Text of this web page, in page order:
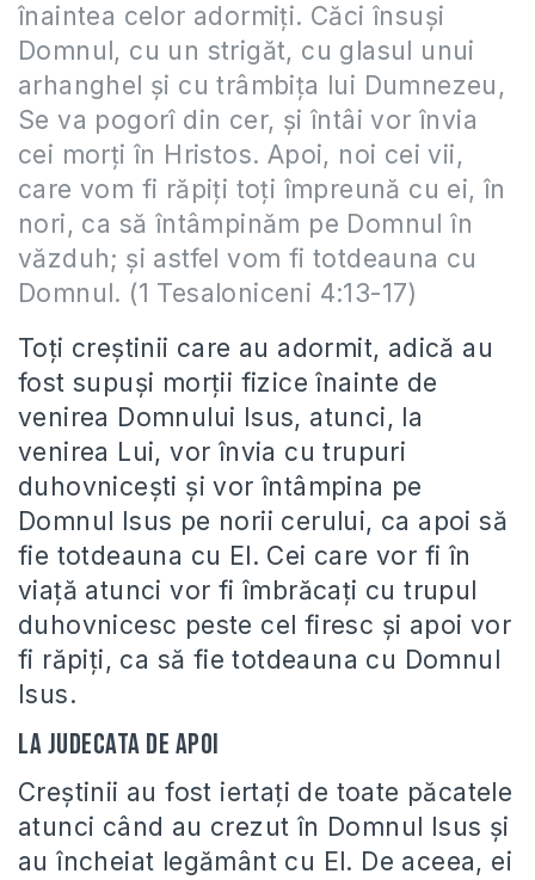
înaintea celor adormiţi. Căci însuşi
Domnul, cu un strigăt, cu glasul unui
arhanghel şi cu trâmbiţa lui Dumnezeu,
Se va pogorî din cer, şi întâi vor învia
cei morţi în Hristos. Apoi, noi cei vii,
care vom fi răpiţi toţi împreună cu ei, în
nori, ca să întâmpinăm pe Domnul în
văzduh; şi astfel vom fi totdeauna cu
Domnul. (1 Tesaloniceni 4:13-17)
Toţi creştinii care au adormit, adică au
fost supuşi morţii fizice înainte de
venirea Domnului Isus, atunci, la
venirea Lui, vor învia cu trupuri
duhovniceşti şi vor întâmpina pe
Domnul Isus pe norii cerului, ca apoi să
fie totdeauna cu El. Cei care vor fi în
viaţă atunci vor fi îmbrăcaţi cu trupul
duhovnicesc peste cel firesc şi apoi vor
fi răpiţi, ca să fie totdeauna cu Domnul
Isus.
La judecata de apoi
Creştinii au fost iertaţi de toate păcatele
atunci când au crezut în Domnul Isus şi
au încheiat legământ cu El. De aceea, ei